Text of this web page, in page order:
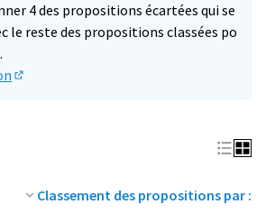
4 des propositions écartées qui se
le reste des propositions classées po
Classement des propositions par :